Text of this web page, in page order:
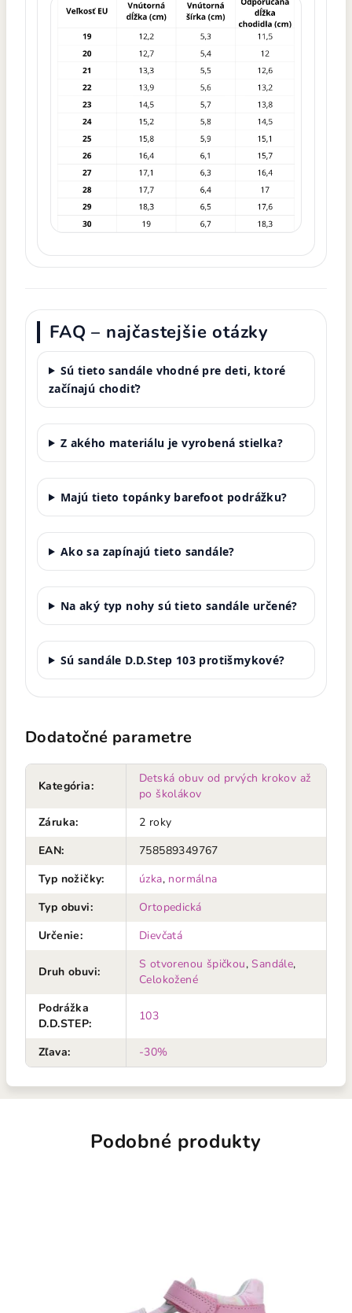
FAQ – najčastejšie otázky
Sú tieto sandále vhodné pre deti, ktoré
začínajú chodiť?
Z akého materiálu je vyrobená stielka?
Majú tieto topánky barefoot podrážku?
Ako sa zapínajú tieto sandále?
Na aký typ nohy sú tieto sandále určené?
Sú sandále D.D.Step 103 protišmykové?
Dodatočné parametre
Kategória:
Detská obuv od prvých krokov až
po školákov
Záruka:
2 roky
EAN:
758589349767
Typ nožičky: úzka, normálna
Typ obuvi:
Ortopedická
Určenie: Dievčatá
Druh obuvi:
S otvorenou špičkou,Sandále,
Celokožené
Podrážka
D.D.STEP:
103
Zľava: -30%
Podobné produkty